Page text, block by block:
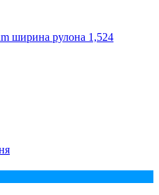
ширина рулона 1,524